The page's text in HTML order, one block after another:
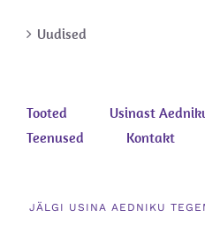
Uudised
Tooted Usinast
Teenused
Kontakt
JÄLGI USINA AEDNIKU